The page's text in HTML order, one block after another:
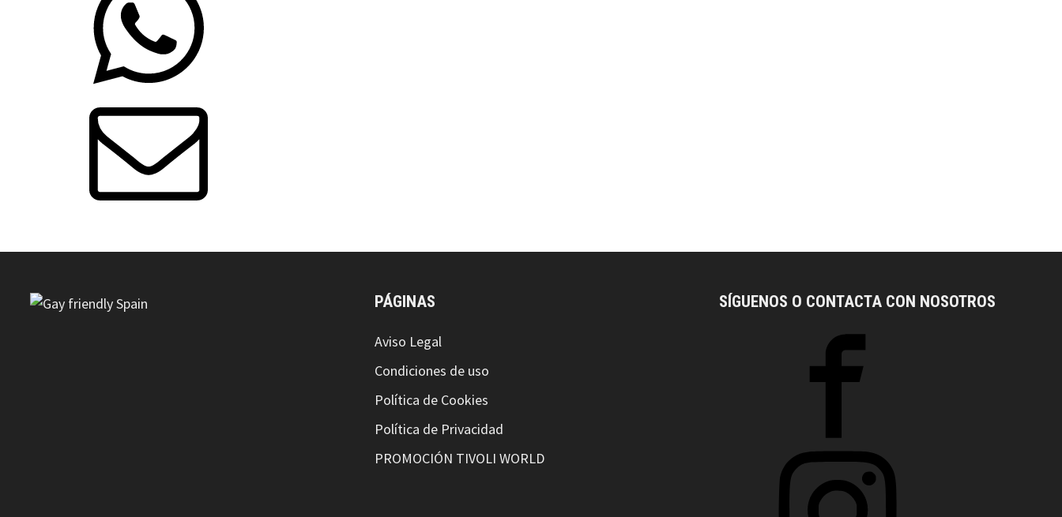
PÁGINAS
Aviso Legal
Condiciones de uso
Política de Cookies
Política de Privacidad
PROMOCIÓN TIVOLI WORLD
SÍGUENOS O CONTACTA CON NOSOTROS